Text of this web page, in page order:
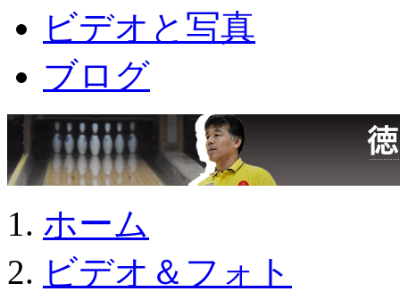
ビデオと写真
ブログ
ホーム
ビデオ＆フォト